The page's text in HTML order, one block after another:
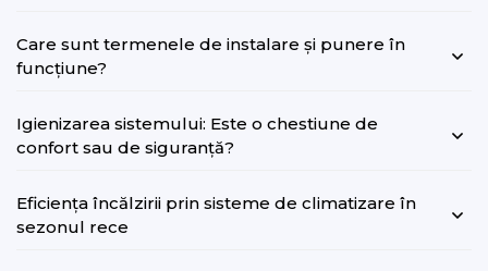
Care sunt termenele de instalare și punere în
funcțiune?
Igienizarea sistemului: Este o chestiune de
confort sau de siguranță?
Eficiența încălzirii prin sisteme de climatizare în
sezonul rece